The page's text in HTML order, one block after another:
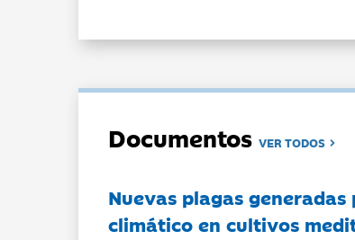
DocumentosVER TODOS
Nuevas plagas
climático en cultivos